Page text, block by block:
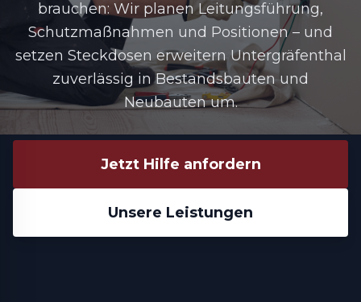
brauchen: Wir planen Leitungsführung,
Schutzmaßnahmen und Positionen – und
setzen Steckdosen erweitern Untergräfenthal
zuverlässig in Bestandsbauten und
Neubauten um.
Jetzt Hilfe anfordern
Unsere Leistungen